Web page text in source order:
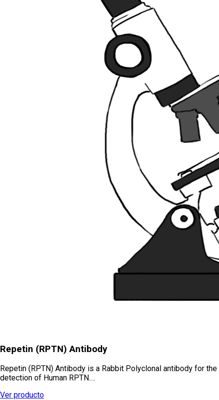
Repetin (RPTN) Antibody
Repetin (RPTN) Antibody is a Rabbit Polyclonal antibody for the
detection of Human RPTN.…
Ver producto